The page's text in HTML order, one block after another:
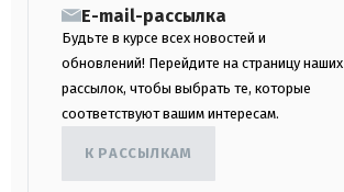
E-mail-рассылка
Будьте в курсе всех новостей и
обновлений! Перейдите на страницу наших
рассылок, чтобы выбрать те, которые
соответствуют вашим интересам.
К РАССЫЛКАМ